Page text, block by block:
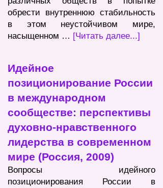
обрести внутреннюю стабильность
в этом неустойчивом мире,
насыщенном … [Читать далее...]
Идейное
позиционирование России
в международном
сообществе: перспективы
духовно-нравственного
лидерства в современном
мире (Россия, 2009)
Вопросы идейного
позиционирования России в